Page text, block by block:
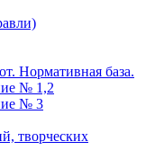
Нормативная база.
№ 1,2
№ 3
творческих